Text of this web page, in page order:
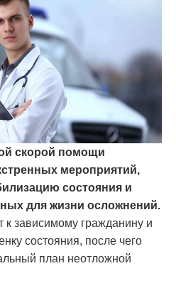
скорой помощи
мероприятий,
состояния и
для жизни осложнений.
к зависимому гражданину и
состояния, после чего
план неотложной